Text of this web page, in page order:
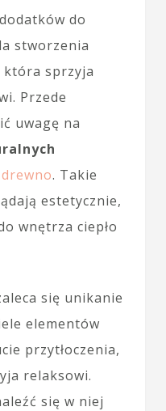
do
stworzenia
która sprzyja
Przede
uwagę na
drewno. Takie
estetycznie,
wnętrza ciepło
się unikanie
elementów
przytłoczenia,
relaksowi.
się w niej